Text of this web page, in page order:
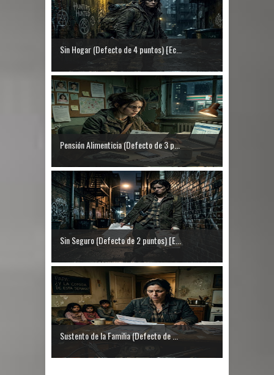
Sin Hogar (Defecto de 4 puntos) [Ec...
Pensión Alimenticia (Defecto de 3 p...
Sin Seguro (Defecto de 2 puntos) [E...
Sustento de la Familia (Defecto de ...